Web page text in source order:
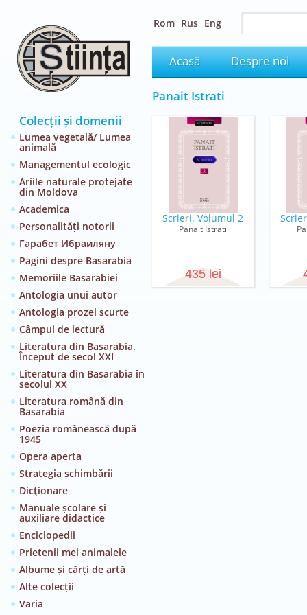
Colecții și domenii
Lumea vegetală/ Lumea
animală
Managementul ecologic
Ariile naturale protejate
din Moldova
Academica
Personalități notorii
Гарабет Ибраиляну
Pagini despre Basarabia
Memoriile Basarabiei
Antologia unui autor
Antologia prozei scurte
Câmpul de lectură
Literatura din Basarabia.
Început de secol XXI
Literatura din Basarabia în
secolul XX
Literatura română din
Basarabia
Poezia românească după
1945
Opera aperta
Strategia schimbării
Dicţionare
Manuale școlare și
auxiliare didactice
Enciclopedii
Prietenii mei animalele
Albume și cărți de artă
Alte colecții
Varia
Rom Rus Eng
Acasă Despre noi
Panait Istrati
Scrieri. Volumul 2
Panait Istrati
435 lei